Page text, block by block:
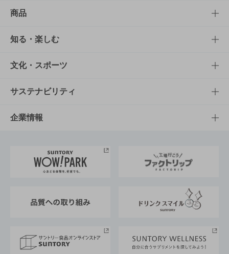
商品
商品TOP
商品一覧
商品発売情報
栄養成分一覧
知る・楽しむ
知る・楽しむTOP
キャンペーン
工場見学
地域情報
文化・スポーツ
文化・スポーツTOP
サントリーホール
サントリーサンバーズ大阪
サステナビリティ
サステナビリティTOP
サントリーが考えるサステナビリティ経営
企業情報
企業概要
採用情報